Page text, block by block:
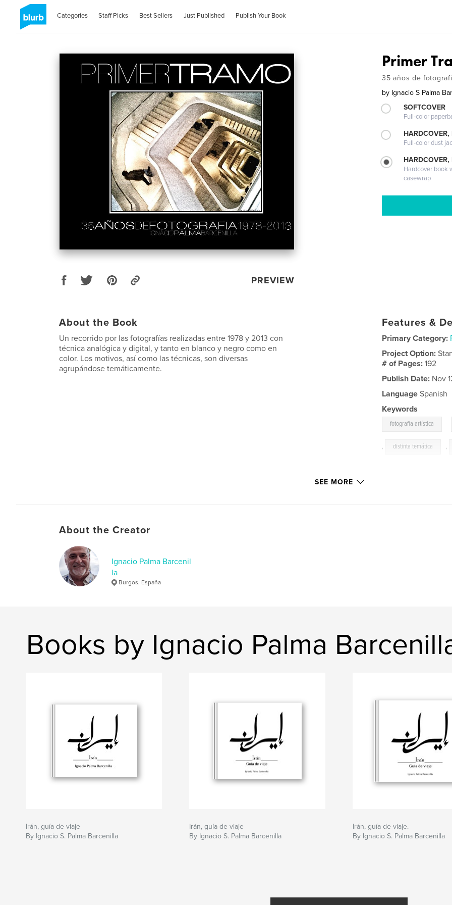
Categories Staff Picks Best Sellers Just Published Publish Your Book
PREVIEW
Primer
35 años de
by Ignacio S Palma
SOFTCOVER
Full-color
HARDCOVER,
Full-color dust
Hardcover book
casewrap
About the Book
Un recorrido por las fotografías realizadas entre 1978 y 2013 con
técnica analógica y digital, y tanto en blanco y negro como en
color. Los motivos, así como las técnicas, son diversas
agrupándose temáticamente.
Features &
Primary Category:
Project Option:
# of Pages:192
Publish Date: Nov
Language Spanish
Keywords
fotografía artística
, distinta temática ,
SEE MORE
About the Creator
Ignacio Palma Barcenil
la
Burgos, España
Books by Ignacio Palma
Irán, guía de viaje
By Ignacio S. Palma Barcenilla
Irán, guía de viaje
By Ignacio S. Palma Barcenilla
Irán, guía de viaje.
By Ignacio S. Palma Barcenilla